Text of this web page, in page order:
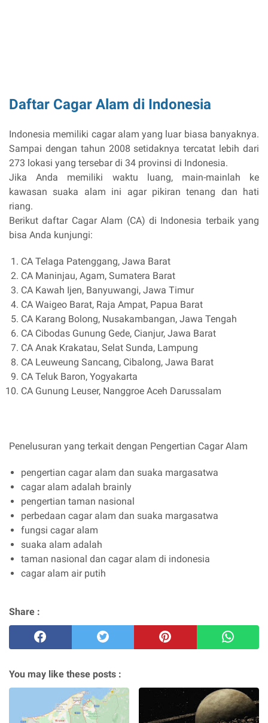
Daftar Cagar Alam di Indonesia
Indonesia memiliki cagar alam yang luar biasa banyaknya.
Sampai dengan tahun 2008 setidaknya tercatat lebih dari
273 lokasi yang tersebar di 34 provinsi di Indonesia.
Jika Anda memiliki waktu luang, main-mainlah ke
kawasan suaka alam ini agar pikiran tenang dan hati
riang.
Berikut daftar Cagar Alam (CA) di Indonesia terbaik yang
bisa Anda kunjungi:
CA Telaga Patenggang, Jawa Barat
CA Maninjau, Agam, Sumatera Barat
CA Kawah Ijen, Banyuwangi, Jawa Timur
CA Waigeo Barat, Raja Ampat, Papua Barat
CA Karang Bolong, Nusakambangan, Jawa Tengah
CA Cibodas Gunung Gede, Cianjur, Jawa Barat
CA Anak Krakatau, Selat Sunda, Lampung
CA Leuweung Sancang, Cibalong, Jawa Barat
CA Teluk Baron, Yogyakarta
CA Gunung Leuser, Nanggroe Aceh Darussalam
Penelusuran yang terkait dengan Pengertian Cagar Alam
pengertian cagar alam dan suaka margasatwa
cagar alam adalah brainly
pengertian taman nasional
perbedaan cagar alam dan suaka margasatwa
fungsi cagar alam
suaka alam adalah
taman nasional dan cagar alam di indonesia
cagar alam air putih
Share :
You may like these posts :